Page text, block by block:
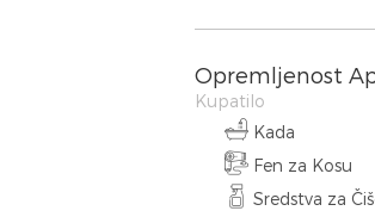
Opremljenost
Kupatilo
Kada
Fen za Kosu
Sredstva za